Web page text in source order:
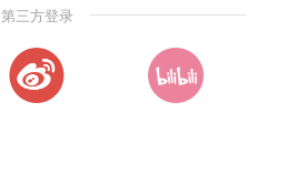
第三方登录